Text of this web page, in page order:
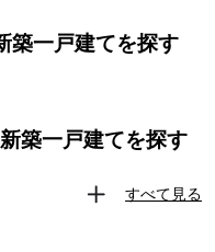
築一戸建てを探す
築一戸建てを探す
すべて見る